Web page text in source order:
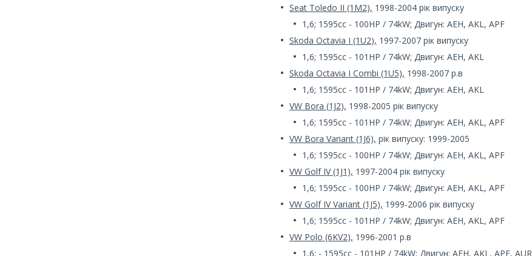
Seat Toledo II (1M2), 1998-2004 рік випуску
1,6; 1595cc - 100HP / 74kW; Двигун: AEH, AKL, APF
Skoda Octavia I (1U2), 1997-2007 рік випуску
1,6; 1595cc - 101HP / 74kW; Двигун: AEH, AKL
Skoda Octavia I Combi (1U5), 1998-2007 р.в
1,6; 1595cc - 101HP / 74kW; Двигун: AEH, AKL
VW Bora (1J2), 1998-2005 рік випуску
1,6; 1595cc - 101HP / 74kW; Двигун: AEH, AKL, APF
VW Bora Variant (1J6), рік випуску: 1999-2005
1,6; 1595cc - 100HP / 74kW; Двигун: AEH, AKL, APF
VW Golf IV (1J1), 1997-2004 рік випуску
1,6; 1595cc - 100HP / 74kW; Двигун: AEH, AKL, APF
VW Golf IV Variant (1J5), 1999-2006 рік випуску
1,6; 1595cc - 101HP / 74kW; Двигун: AEH, AKL, APF
VW Polo (6KV2), 1996-2001 р.в
1,6; - 1595cc - 101HP / 74kW; Двигун: AEH, AKL, APF, AUR